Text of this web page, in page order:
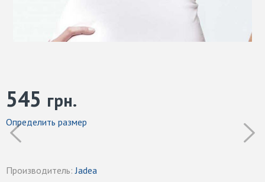
Определить размер
545 грн.
Производитель: Jadea